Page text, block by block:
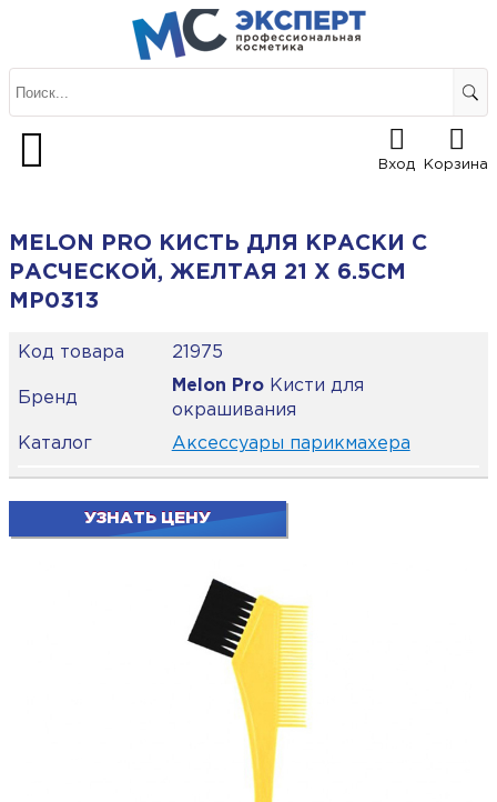
Вход Корзина
MELON PRO КИСТЬ ДЛЯ КРАСКИ С
РАСЧЕСКОЙ, ЖЕЛТАЯ 21 Х 6.5СМ
MP0313
Код товара 21975
Бренд
Melon ProКисти для
окрашивания
Каталог
Аксессуары парикмахера
УЗНАТЬ ЦЕНУ